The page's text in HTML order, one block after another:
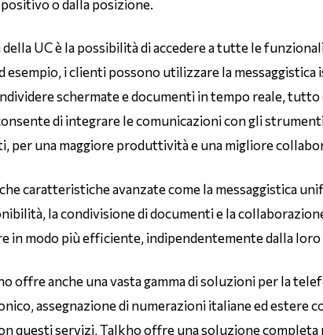
o dalla posizione.
UC è la possibilità di accedere a tutte le
esempio, i clienti possono utilizzare la
schermate e documenti in tempo reale, tutto
di integrare le comunicazioni con gli
per una maggiore produttività e una migliore
caratteristiche avanzate come la messaggistica
la condivisione di documenti e la
in modo più efficiente, indipendentemente dalla
offre anche una vasta gamma di soluzioni per la
assegnazione di numerazioni italiane ed estere
questi servizi, Talkho offre una soluzione completa